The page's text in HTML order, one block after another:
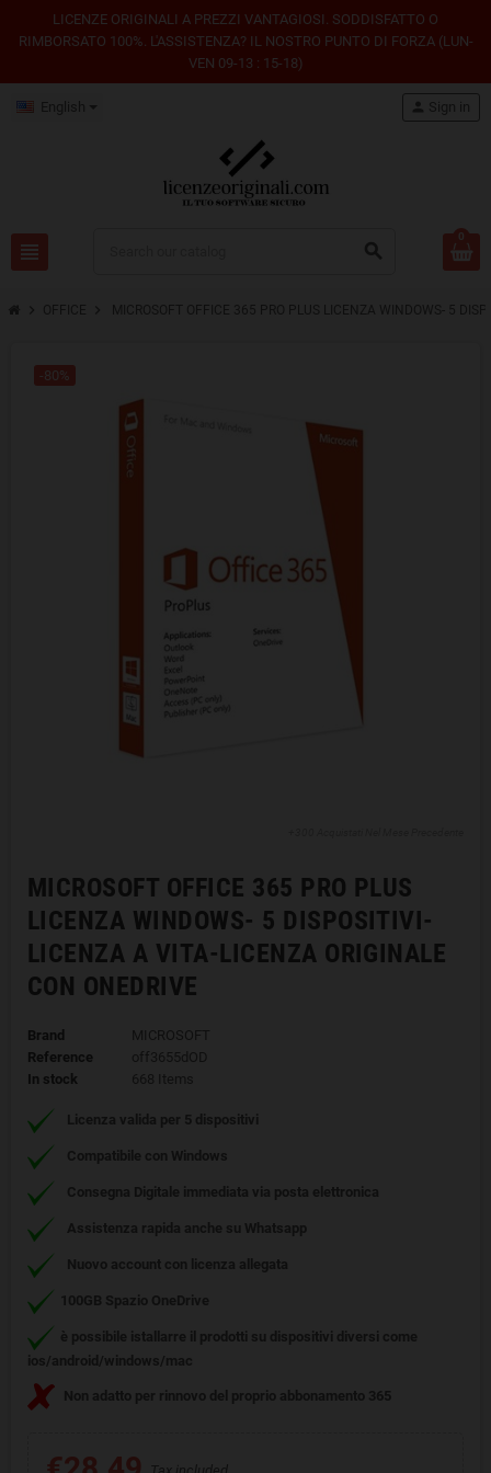
LICENZE ORIGINALI A PREZZI VANTAGIOSI. SODDISFATTO O
RIMBORSATO 100%. L'ASSISTENZA? IL NOSTRO PUNTO DI FORZA (LUN-
VEN 09-13 : 15-18)
view_headline search
person Sign in
0
-80%
MICROSOFT OFFICE 365 PRO PLUS
LICENZA WINDOWS- 5 DISPOSITIVI-
LICENZA A VITA-LICENZA ORIGINALE
CON ONEDRIVE
Brand
MICROSOFT
Reference
off3655dOD
In stock
668 Items
Licenza valida per 5 dispositivi
Compatibile con Windows
Consegna Digitale immediata via posta elettronica
Assistenza rapida anche su Whatsapp
Nuovo account con licenza allegata
100GB Spazio OneDrive
è possibile istallarre il prodotti su dispositivi diversi come
ios/android/windows/mac
Non adatto per rinnovo del proprio abbonamento 365